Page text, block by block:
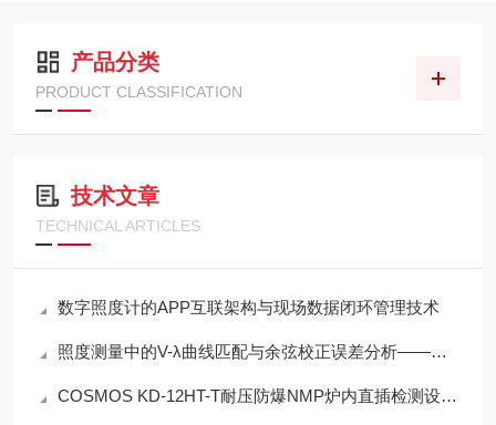
产品分类
PRODUCT CLASSIFICATION
技术文章
TECHNICAL ARTICLES
数字照度计的APP互联架构与现场数据闭环管理技术
照度测量中的V-λ曲线匹配与余弦校正误差分析——以硅光电二极管照度计为例
COSMOS KD-12HT-T耐压防爆NMP炉内直插检测设备工程设计指南